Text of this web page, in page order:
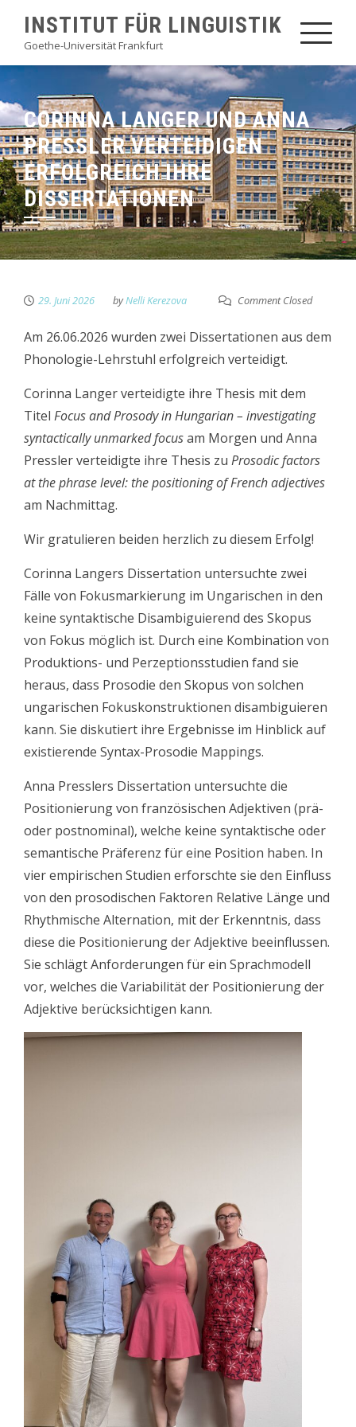
content
INSTITUT FÜR LINGUISTIK
Goethe-Universität Frankfurt
CORINNA LANGER UND ANNA
PRESSLER VERTEIDIGEN
ERFOLGREICH IHRE
DISSERTATIONEN
29. Juni 2026 byNelli Kerezova Comment Closed
Am 26.06.2026 wurden zwei Dissertationen aus dem
Phonologie-Lehrstuhl erfolgreich verteidigt.
Corinna Langer verteidigte ihre Thesis mit dem
Titel Focus and Prosody in Hungarian – investigating
syntactically unmarked focusam Morgen und Anna
Pressler verteidigte ihre Thesis zu Prosodic factors
at the phrase level: the positioning of French adjectives
am Nachmittag.
Wir gratulieren beiden herzlich zu diesem Erfolg!
Corinna Langers Dissertation untersuchte zwei
Fälle von Fokusmarkierung im Ungarischen in den
keine syntaktische Disambiguierend des Skopus
von Fokus möglich ist. Durch eine Kombination von
Produktions- und Perzeptionsstudien fand sie
heraus, dass Prosodie den Skopus von solchen
ungarischen Fokuskonstruktionen disambiguieren
kann. Sie diskutiert ihre Ergebnisse im Hinblick auf
existierende Syntax-Prosodie Mappings.
Anna Presslers Dissertation untersuchte die
Positionierung von französischen Adjektiven (prä-
oder postnominal), welche keine syntaktische oder
semantische Präferenz für eine Position haben. In
vier empirischen Studien erforschte sie den Einfluss
von den prosodischen Faktoren Relative Länge und
Rhythmische Alternation, mit der Erkenntnis, dass
diese die Positionierung der Adjektive beeinflussen.
Sie schlägt Anforderungen für ein Sprachmodell
vor, welches die Variabilität der Positionierung der
Adjektive berücksichtigen kann.